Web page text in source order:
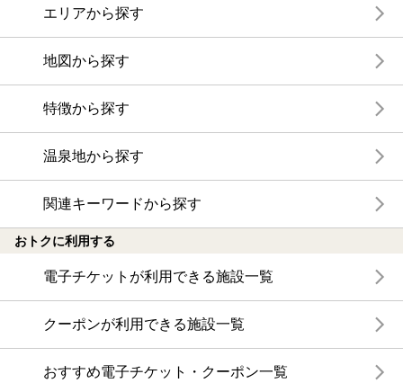
エリアから探す
地図から探す
特徴から探す
温泉地から探す
関連キーワードから探す
おトクに利用する
電子チケットが利用できる施設一覧
クーポンが利用できる施設一覧
おすすめ電子チケット・クーポン一覧